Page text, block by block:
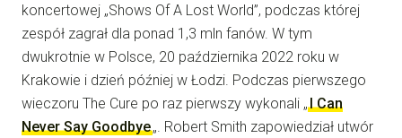
koncertowej „Shows Of A Lost World”, podczas której
zespół zagrał dla ponad 1,3 mln fanów. W tym
dwukrotnie w Polsce, 20 października 2022 roku w
Krakowie i dzień później w Łodzi. Podczas pierwszego
wieczoru The Cure po raz pierwszy wykonali „I Can
Never Say Goodbye„. Robert Smith zapowiedział utwór